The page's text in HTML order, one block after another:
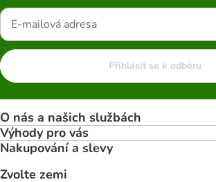
Přihlásit se k odběru
O nás a našich službách
Výhody pro vás
Nakupování a slevy
Zvolte zemi